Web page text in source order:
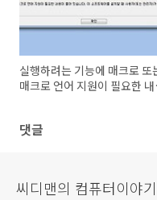
실행하려는 기능에 매크로 또
매크로 언어 지원이 필요한
리자)가 매크로나 컨트롤 지원
댓글
씨디맨의 컴퓨터이야기